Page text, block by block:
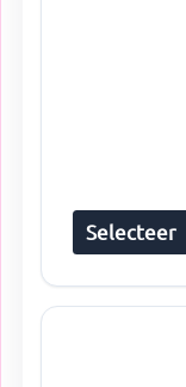
Selecteer